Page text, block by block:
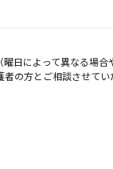
によって異なる場合
方とご相談させてい